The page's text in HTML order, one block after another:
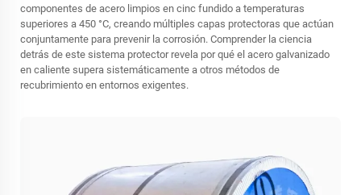
componentes de acero limpios en cinc fundido a temperaturas
superiores a 450 °C, creando múltiples capas protectoras que actúan
conjuntamente para prevenir la corrosión. Comprender la ciencia
detrás de este sistema protector revela por qué el acero galvanizado
en caliente supera sistemáticamente a otros métodos de
recubrimiento en entornos exigentes.